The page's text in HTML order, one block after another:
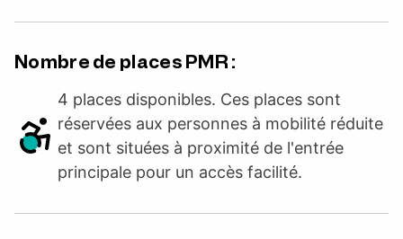
Nombre de places PMR :
4 places disponibles. Ces places sont
réservées aux personnes à mobilité réduite
et sont situées à proximité de l'entrée
principale pour un accès facilité.